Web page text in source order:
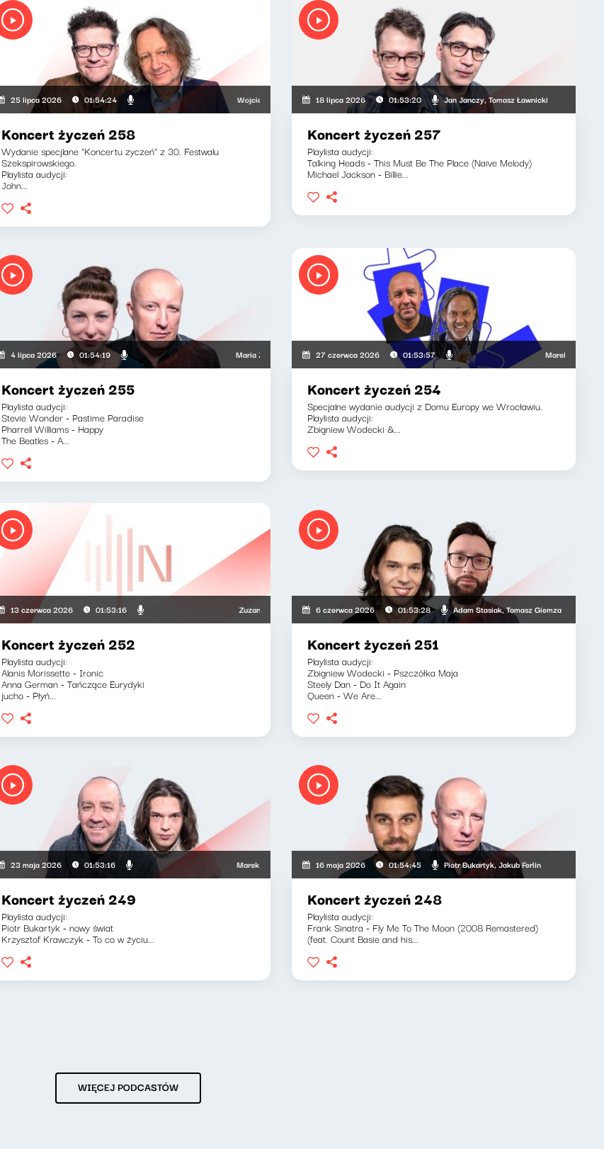
Bąkowska
25 lipca 2026 01:54:24 Wojciech Malajkat, Ryszard Koziołek
Koncert życzeń 258
Wydanie specjlane "Koncertu zyczeń" z 30. Festwalu
Szekspirowskiego.
Playlista audycji:
John...
18 lipca 2026 01:53:20 Jan Janczy, Tomasz Ławnicki
Koncert życzeń 257
Playlista audycji:
Talking Heads - This Must Be The Place (Naive Melody)
Michael Jackson - Billie...
Mann, Ryszard Koziołek
4 lipca 2026 01:54:19 Maria Zamachowska, Piotr Bukartyk
Koncert życzeń 255
Playlista audycji:
Stevie Wonder - Pastime Paradise
Pharrell Williams - Happy
The Beatles - A...
27 czerwca 2026 01:53:57 Marek
Koncert życzeń 254
Specjalne wydanie audycji z Domu Europy we Wrocławiu.
Playlista audycji:
Zbigniew Wodecki &...
Bobienko
13 czerwca 2026 01:53:16 Zuzanna Iłenda, Maria Lengren
Koncert życzeń 252
Playlista audycji:
Alanis Morissette - Ironic
Anna German - Tańczące Eurydyki
jucho - Płyń...
6 czerwca 2026 01:53:28 Adam Stasiak, Tomasz Giemza
Koncert życzeń 251
Playlista audycji:
Zbigniew Wodecki - Pszczółka Maja
Steely Dan - Do It Again
Queen - We Are...
Jędras
23 maja 2026 01:53:16 Marek Napiórkowski, Adam Stasiak
Koncert życzeń 249
Playlista audycji:
Piotr Bukartyk - nowy świat
Krzysztof Krawczyk - To co w życiu...
16 maja 2026 01:54:45 Piotr Bukartyk, Jakub Ferlin
Koncert życzeń 248
Playlista audycji:
Frank Sinatra - Fly Me To The Moon (2008 Remastered)
(feat. Count Basie and his...
WIĘCEJ PODCASTÓW